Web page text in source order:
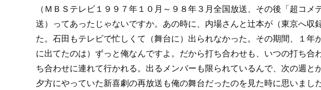
（ＭＢＳテレビ１９９７年１０月～９８年３月全国放送、その後「超コ
送）ってあったじゃないですか。あの時に、内場さんと辻本が（東京へ収
た。石田もテレビで忙しくて（舞台に）出られなかった。その期間、１年
に出てたのは）ずっと俺なんですよ。だから打ち合わせも、いつの打ち合
ち合わせに連れて行かれる。出るメンバーも限られているんで、次の週と
夕方にやっていた新喜劇の再放送も俺の舞台だったのを見た時に思いまし